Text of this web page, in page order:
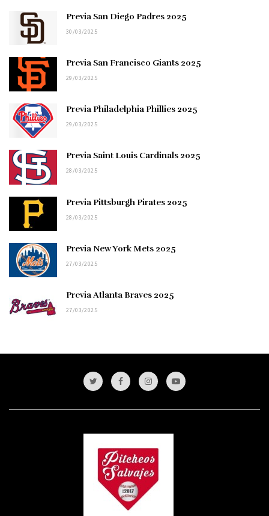
Previa San Diego Padres 2025
30/03/2025
Previa San Francisco Giants 2025
29/03/2025
Previa Philadelphia Phillies 2025
29/03/2025
Previa Saint Louis Cardinals 2025
28/03/2025
Previa Pittsburgh Pirates 2025
28/03/2025
Previa New York Mets 2025
27/03/2025
Previa Atlanta Braves 2025
27/03/2025